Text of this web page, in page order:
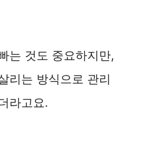
는 것도 중요하지만,
리는 방식으로 관리
라고요.